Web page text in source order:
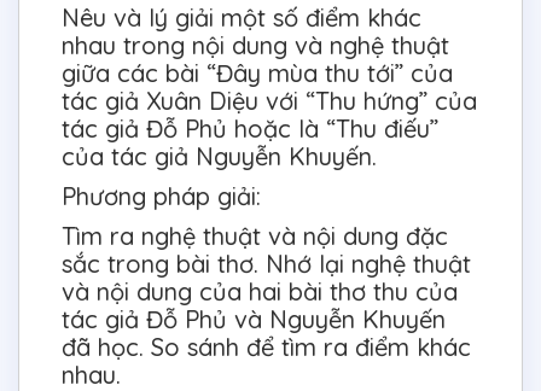
Nêu và lý giải một số điểm khác
nhau trong nội dung và nghệ thuật
giữa các bài “Đây mùa thu tới” của
tác giả Xuân Diệu với “Thu hứng” của
tác giả Đỗ Phủ hoặc là “Thu điếu”
của tác giả Nguyễn Khuyến.
Phương pháp giải:
Tìm ra nghệ thuật và nội dung đặc
sắc trong bài thơ. Nhớ lại nghệ thuật
và nội dung của hai bài thơ thu của
tác giả Đỗ Phủ và Nguyễn Khuyến
đã học. So sánh để tìm ra điểm khác
nhau.